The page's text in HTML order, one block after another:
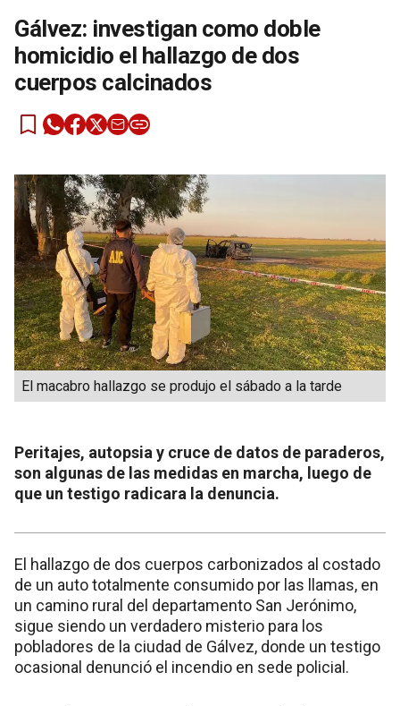
Gálvez: investigan como doble
homicidio el hallazgo de dos
cuerpos calcinados
El macabro hallazgo se produjo el sábado a la tarde
Peritajes, autopsia y cruce de datos de paraderos,
son algunas de las medidas en marcha, luego de
que un testigo radicara la denuncia.
El hallazgo de dos cuerpos carbonizados al costado
de un auto totalmente consumido por las llamas, en
un camino rural del departamento San Jerónimo,
sigue siendo un verdadero misterio para los
pobladores de la ciudad de Gálvez, donde un testigo
ocasional denunció el incendio en sede policial.